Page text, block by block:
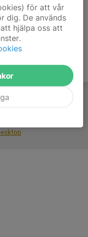
för att vår
dig. De används
hjälpa oss att